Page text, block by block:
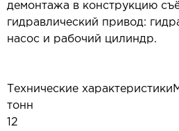
демонтажа в конструкцию
гидравлический привод:
насос и рабочий цилиндр.
Технические
тонн
12